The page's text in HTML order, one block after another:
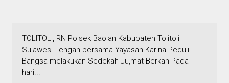
TOLITOLI, RN Polsek Baolan Kabupaten Tolitoli
Sulawesi Tengah bersama Yayasan Karina Peduli
Bangsa melakukan Sedekah Ju,mat Berkah Pada
hari...